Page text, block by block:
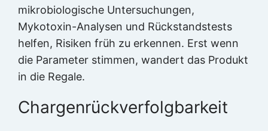
mikrobiologische Untersuchungen,
Mykotoxin-Analysen und Rückstandstests
helfen, Risiken früh zu erkennen. Erst wenn
die Parameter stimmen, wandert das Produkt
in die Regale.
Chargenrückverfolgbarkeit